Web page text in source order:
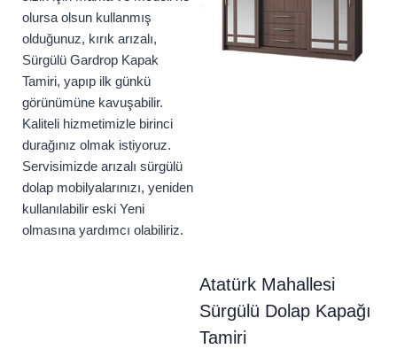
olursa olsun kullanmış
olduğunuz, kırık arızalı,
Sürgülü Gardrop Kapak
Tamiri, yapıp ilk günkü
görünümüne kavuşabilir.
Kaliteli hizmetimizle birinci
durağınız olmak istiyoruz.
Servisimizde arızalı sürgülü
dolap mobilyalarınızı, yeniden
kullanılabilir eski Yeni
olmasına yardımcı olabiliriz.
Atatürk Mahallesi
Sürgülü Dolap Kapağı
Tamiri